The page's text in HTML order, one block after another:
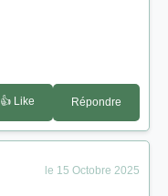
👍 Like Répondre
le 15 Octobre 2025